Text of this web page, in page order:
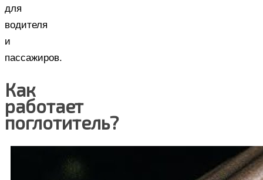
для
водителя
и
пассажиров.
Как
работает
поглотитель?